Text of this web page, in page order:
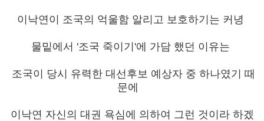
이낙연이 조국의 억울함 알리고 보호하기는 커녕
물밑에서 '조국 죽이기'에 가담 했던 이유는
조국이 당시 유력한 대선후보 예상자 중 하나였기 때
문에
이낙연 자신의 대권 욕심에 의하여 그런 것이라 하겠